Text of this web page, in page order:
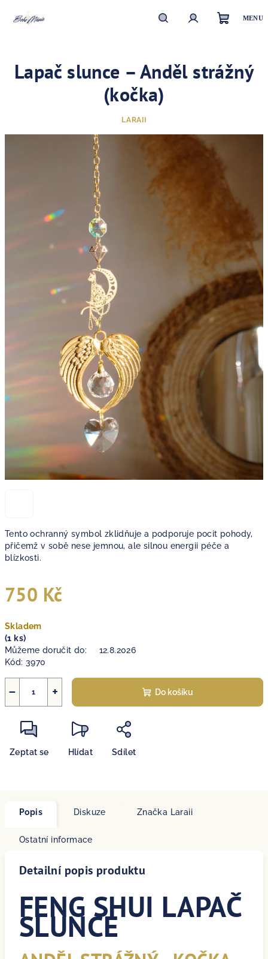
košík
Tento ochranný symbol zklidňuje a podporuje pocit pohody,
přičemž v sobě nese jemnou, ale silnou energii péče a
blízkosti.
750 Kč
cena:
Skladem
(1 ks)
Můžeme doručit do:
12.8.2026
Kód: 3970
+
− Do košíku
Zeptat se Hlídat Sdílet
Lapač slunce – Anděl strážný
(kočka)
LARAII
Popis Diskuze Značka Laraii
Ostatní informace
Detailní popis produktu
FENG SHUI LAPAČ
SLUNCE